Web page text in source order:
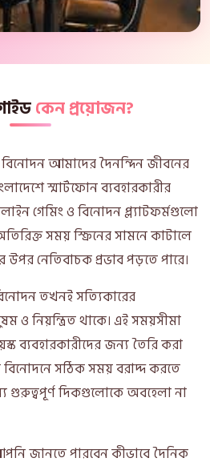
কেন প্রয়োজন?
আমাদের দৈনন্দিন জীবনের
স্মার্টফোন ব্যবহারকারীর
গেমিং ও বিনোদন প্ল্যাটফর্মগুলো
সময় স্ক্রিনের সামনে কাটালে
উপর নেতিবাচক প্রভাব পড়তে পারে।
তখনই সত্যিকারের
নিয়ন্ত্রিত থাকে। এই সময়সীমা
ব্যবহারকারীদের জন্য তৈরি করা
সঠিক সময় বরাদ্দ করতে
গুরুত্বপূর্ণ দিকগুলোকে অবহেলা না
জানতে পারবেন কীভাবে দৈনিক